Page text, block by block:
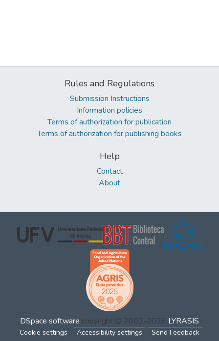
Rules and Regulations
Submission Instructions
Information policies
Terms of authorization for publication
Terms of authorization for publishing books
Help
Contact
About
DSpace software copyright © 2002-2026 LYRASIS
Cookie settings Accessibility settings Send Feedback